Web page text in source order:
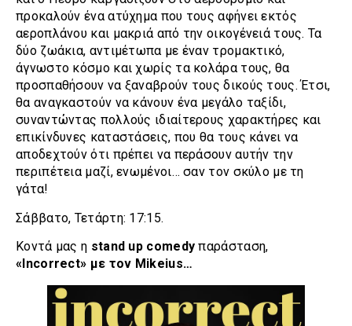
προκαλούν ένα ατύχημα που τους αφήνει εκτός
αεροπλάνου και μακριά από την οικογένειά τους. Τα
δύο ζωάκια, αντιμέτωπα με έναν τρομακτικό,
άγνωστο κόσμο και χωρίς τα κολάρα τους, θα
προσπαθήσουν να ξαναβρούν τους δικούς τους. Έτσι,
θα αναγκαστούν να κάνουν ένα μεγάλο ταξίδι,
συναντώντας πολλούς ιδιαίτερους χαρακτήρες και
επικίνδυνες καταστάσεις, που θα τους κάνει να
αποδεχτούν ότι πρέπει να περάσουν αυτήν την
περιπέτεια μαζί, ενωμένοι… σαν τον σκύλο με τη
γάτα!
Σάββατο, Τετάρτη: 17:15.
Κοντά μας η stand up comedy παράσταση,
«Incorrect» με τον Mikeius…